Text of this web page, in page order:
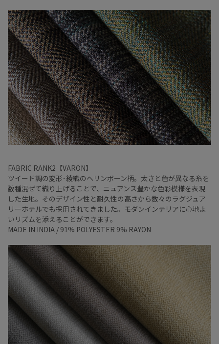
FABRIC RANK2【VARON】
ツイード調の変形･綾織のヘリンボーン柄。太さと色が異なる糸を
数種混ぜて織り上げることで、ニュアンス豊かな色彩模様を表現
した生地。そのデザイン性と耐久性の高さから数々のラグジュア
リーホテルでも採用されてきました。モダンインテリアに心地よ
いリズムを添えることができます。
MADE IN INDIA / 91% POLYESTER 9% RAYON